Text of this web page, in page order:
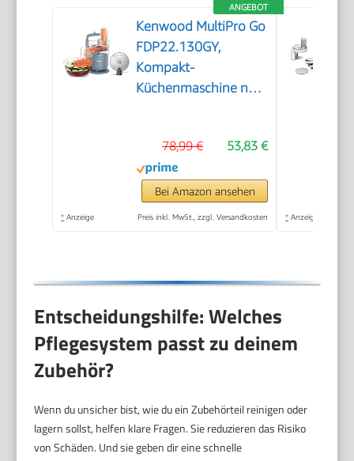
ANGEBOT
Kenwood MultiPro Go
FDP22.130GY,
Kompakt-
Küchenmaschine nur
Pürieren und Teig
Kneten, Express-
Serve, 1,3 l
Arbeitsbehälter, 650
53,83 €
78,99 €
Bei Amazon ansehen
* Anzeige Preis inkl. MwSt., zzgl. Versandkosten * Anzeige
Entscheidungshilfe: Welches
Pflegesystem passt zu deinem
Zubehör?
Wenn du unsicher bist, wie du ein Zubehörteil reinigen oder
lagern sollst, helfen klare Fragen. Sie reduzieren das Risiko
von Schäden. Und sie geben dir eine schnelle